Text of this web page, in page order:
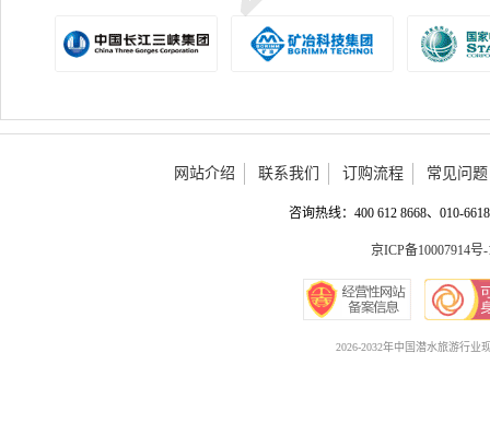
网站介绍 联系我们 订购流程 常见问题
咨询热线：400 612 8668、010-
京ICP备10007914号-
2026-2032年中国潜水旅游行业